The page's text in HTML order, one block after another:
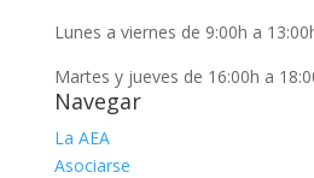
Lunes a viernes de 9:00h a
Martes y jueves de 16:00h a
Navegar
La AEA
Asociarse